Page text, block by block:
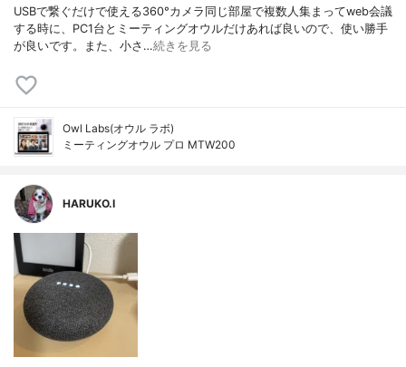
USBで繋ぐだけで使える360°カメラ同じ部屋で複数人集まってweb会議
する時に、PC1台とミーティングオウルだけあれば良いので、使い勝手
が良いです。また、小さ…続きを見る
Owl Labs(オウル ラボ)
ミーティングオウル プロ MTW200
HARUKO.I